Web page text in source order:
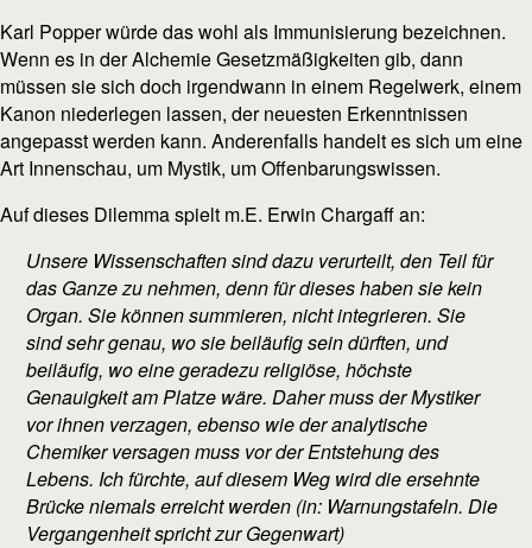
Karl Popper würde das wohl als Immunisierung bezeichnen.
Wenn es in der Alchemie Gesetzmäßigkeiten gib, dann
müssen sie sich doch irgendwann in einem Regelwerk, einem
Kanon niederlegen lassen, der neuesten Erkenntnissen
angepasst werden kann. Anderenfalls handelt es sich um eine
Art Innenschau, um Mystik, um Offenbarungswissen.
Auf dieses Dilemma spielt m.E. Erwin Chargaff an:
Unsere Wissenschaften sind dazu verurteilt, den Teil für
das Ganze zu nehmen, denn für dieses haben sie kein
Organ. Sie können summieren, nicht integrieren. Sie
sind sehr genau, wo sie beiläufig sein dürften, und
beiläufig, wo eine geradezu religiöse, höchste
Genauigkeit am Platze wäre. Daher muss der Mystiker
vor ihnen verzagen, ebenso wie der analytische
Chemiker versagen muss vor der Entstehung des
Lebens. Ich fürchte, auf diesem Weg wird die ersehnte
Brücke niemals erreicht werden (in: Warnungstafeln. Die
Vergangenheit spricht zur Gegenwart)